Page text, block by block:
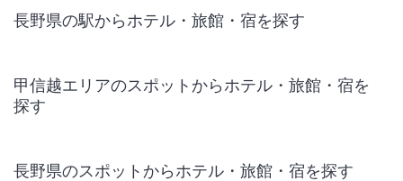
長野県の駅からホテル・旅館・宿を探す
甲信越エリアのスポットからホテル・旅館・宿を
探す
長野県のスポットからホテル・旅館・宿を探す